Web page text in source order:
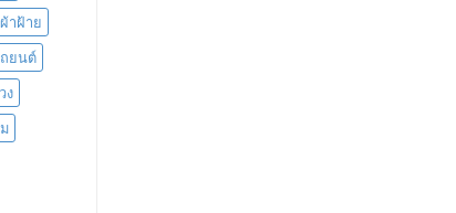
ผ้าฝ้าย
ถยนต์
ง